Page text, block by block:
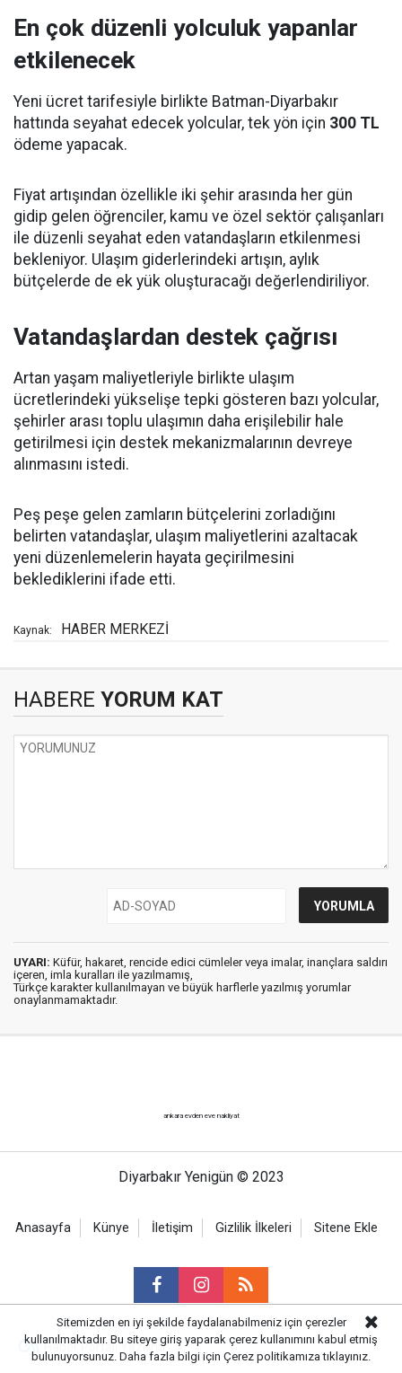
En çok düzenli yolculuk yapanlar
etkilenecek
Yeni ücret tarifesiyle birlikte Batman-Diyarbakır
hattında seyahat edecek yolcular, tek yön için 300 TL
ödeme yapacak.
Fiyat artışından özellikle iki şehir arasında her gün
gidip gelen öğrenciler, kamu ve özel sektör çalışanları
ile düzenli seyahat eden vatandaşların etkilenmesi
bekleniyor. Ulaşım giderlerindeki artışın, aylık
bütçelerde de ek yük oluşturacağı değerlendiriliyor.
Vatandaşlardan destek çağrısı
Artan yaşam maliyetleriyle birlikte ulaşım
ücretlerindeki yükselişe tepki gösteren bazı yolcular,
şehirler arası toplu ulaşımın daha erişilebilir hale
getirilmesi için destek mekanizmalarının devreye
alınmasını istedi.
Peş peşe gelen zamların bütçelerini zorladığını
belirten vatandaşlar, ulaşım maliyetlerini azaltacak
yeni düzenlemelerin hayata geçirilmesini
beklediklerini ifade etti.
Kaynak: HABER MERKEZİ
HABERE YORUM KAT
UYARI: Küfür, hakaret, rencide edici cümleler veya imalar, inançlara saldırı
içeren, imla kuralları ile yazılmamış,
Türkçe karakter kullanılmayan ve büyük harflerle yazılmış yorumlar
onaylanmamaktadır.
ankara evden eve nakliyat
Diyarbakır Yenigün © 2023
Anasayfa Künye İletişim Gizlilik İlkeleri Sitene Ekle
Haber Portalı Yazılımı
Sitemizden en iyi şekilde faydalanabilmeniz için çerezler
kullanılmaktadır. Bu siteye giriş yaparak çerez kullanımını kabul etmiş
bulunuyorsunuz. Daha fazla bilgi için Çerez politikamıza tıklayınız.